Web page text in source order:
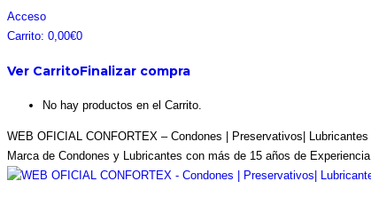
Saltar
al
Facebook
page
in
Instagram
page
in
Pinterest
page
in
Twitter
page
in
Acceso
Carrito: 0,00€0
Ver CarritoFinalizar compra
No hay productos en el Carrito.
WEB OFICIAL CONFORTEX – Condones | Preservativos| Lubricantes
Marca de Condones y Lubricantes con más de 15 años de